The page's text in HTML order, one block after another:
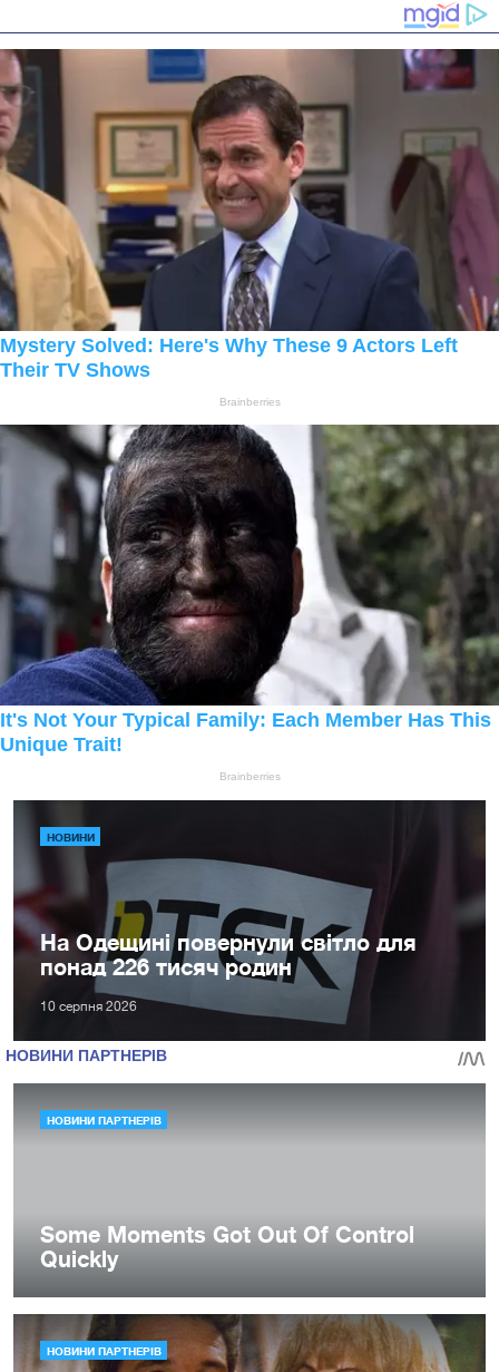
НОВИНИ
На Одещині повернули світло для
понад 226 тисяч родин
10 серпня 2026